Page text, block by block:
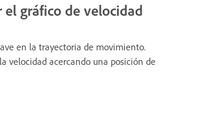
gráfico de velocidad
en la trayectoria de movimiento.
velocidad acercando una posición de